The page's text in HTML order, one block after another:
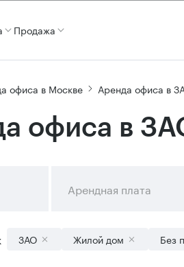
Продажа
офиса в Москве Аренда офиса в
офиса в
Арендная плата
ЗАО Жилой дом Без